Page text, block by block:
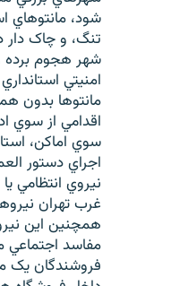
شود، مانتوهاي
تنگ، و چاک
شهر هجوم برده
امنيتي
مانتوها بدون
اقدامي از سوي
سوي اماکن،
اجراي دستور
نيروي انتظامي
غرب تهران
همچنين اين
مفاسد اجتماعي
فروشندگان يک